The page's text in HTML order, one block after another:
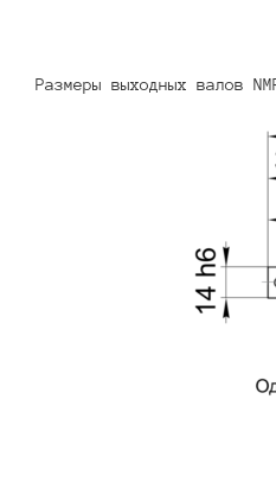
Размеры выходных валов